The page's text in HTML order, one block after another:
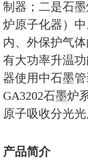
制器；二是石
炉原子化器）
内、外保护气
有大功率升温
器使用中石墨
GA3202石墨炉
原子吸收分光
产品简介